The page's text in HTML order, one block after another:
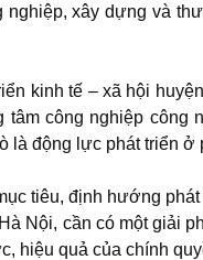
nghiệp, xây dựng và
kinh tế – xã hội
tâm công nghiệp
là động lực phát triển ở
tiêu, định hướng
Nội, cần có một giải
hiệu quả của chính